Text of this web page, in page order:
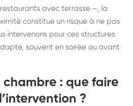
restaurants avec terrasse –, la
constitue un risque à ne pas
intervenons pour ces structures
souvent en soirée ou avant
chambre : que faire
?